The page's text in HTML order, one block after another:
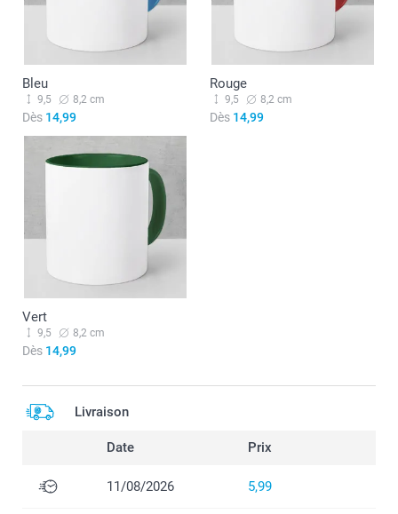
Bleu
9,5 8,2 cm
Dès 14,99
Rouge
9,5 8,2 cm
Dès14,99
Vert
9,5 8,2 cm
Dès 14,99
Livraison
Date Prix
11/08/2026 5,99